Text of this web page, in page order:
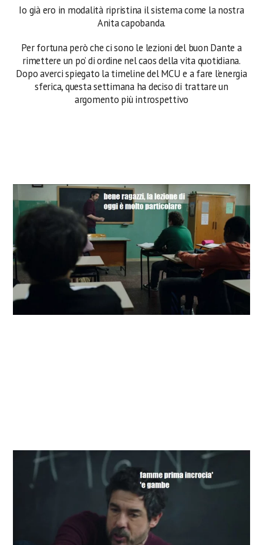
Io già ero in modalità ripristina il sistema come la nostra
Anita capobanda.
Per fortuna però che ci sono le lezioni del buon Dante a
rimettere un po’ di ordine nel caos della vita quotidiana.
Dopo averci spiegato la timeline del MCU e a fare l’energia
sferica, questa settimana ha deciso di trattare un
argomento più introspettivo